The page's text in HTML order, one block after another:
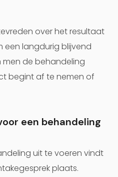
over het resultaat
een langdurig blijvend
de behandeling
begint af te nemen of
een behandeling
uit te voeren vindt
plaats.